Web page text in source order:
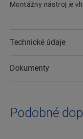
Montážny nástroj je
Technické údaje
Dokumenty
Podobné